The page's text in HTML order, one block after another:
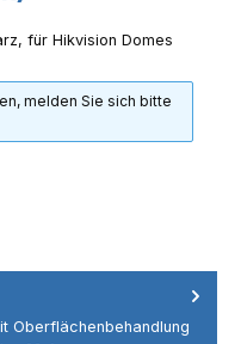
für Hikvision Domes
melden Sie sich bitte
Oberflächenbehandlung